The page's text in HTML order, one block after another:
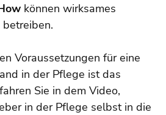
können wirksames
Voraussetzungen für eine
in der Pflege ist das
Sie in dem Video,
in der Pflege selbst in die